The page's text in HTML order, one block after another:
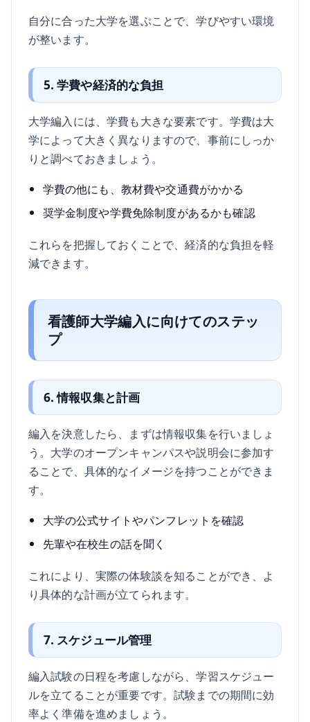
自分に合った大学を選ぶことで、学びやすい環境
が整います。
5. 学費や経済的な負担
大学編入には、学費も大きな要素です。学費は大
学によって大きく異なりますので、事前にしっか
りと調べておきましょう。
学費の他にも、教材費や交通費がかかる
奨学金制度や学費免除制度があるかも確認
これらを把握しておくことで、経済的な負担を軽
減できます。
看護師大学編入に向けてのステッ
プ
6. 情報収集と計画
編入を決意したら、まずは情報収集を行いましょ
う。大学のオープンキャンパスや説明会に参加す
ることで、具体的なイメージを持つことができま
す。
大学の公式サイトやパンフレットを確認
先輩や在校生の話を聞く
これにより、実際の体験談を知ることができ、よ
り具体的な計画が立てられます。
7. スケジュール管理
編入試験の日程を考慮しながら、学習スケジュー
ルを立てることが重要です。試験までの期間に効
率よく準備を進めましょう。